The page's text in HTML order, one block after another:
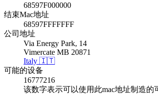
68597F000000
结束Mac地址
68597FFFFFFF
公司地址
Via Energy Park, 14
Vimercate MB 20871
Italy 🇮🇹
可能的设备
16777216
该数字表示可以使用此mac地址制造